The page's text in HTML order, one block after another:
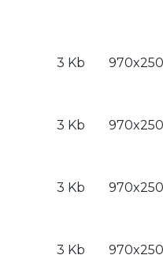
3 Kb 970x250
3 Kb 970x250
3 Kb 970x250
3 Kb 970x250